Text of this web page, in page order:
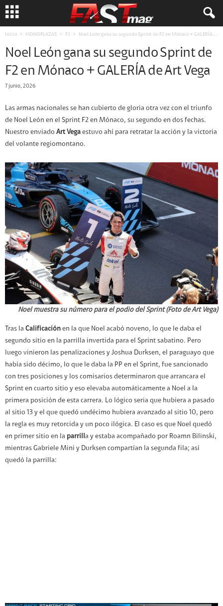
Inicio MONOPLAZAS F2 Noel León gana su segundo Sprint de F2 en Mónaco + GALERÍA...
Noel León gana su segundo Sprint de
F2 en Mónaco + GALERÍA de Art Vega
7 junio, 2026
Las armas nacionales se han cubierto de gloria otra vez con el triunfo
de Noel León en el Sprint F2 en Mónaco, su segundo en dos fechas.
Nuestro enviado Art Vega estuvo ahí para retratar la acción y la victoria
del volante regiomontano.
Noel muestra su número para el podio del Sprint (Foto de Art Vega)
Tras la Calificación en la que Noel acabó noveno, lo que le daba el
segundo sitio en la parrilla invertida para el Sprint sabatino. Pero
luego vinieron las penalizaciones y Joshua Durksen, el paraguayo que
había sido décimo, lo que le daba la PP en el Sprint, fue sancionado
con tres posiciones y los comisarios determinaron que arrancara el
Sprint en cuarto sitio y eso elevaba automáticamente a Noel a la
primera posición de esta carrera. Lo lógico seria que hubiera a pasado
al sitio 13 y el que quedó undécimo hubiera avanzado al sitio 10, pero
la regla es muy retorcida y un poco ilógica. El caso es que Noel quedó
en primer sitio en la parrilla y estaba acompañado por Roamn Bilinski,
mientras Gabriele Mini y Durksen compartían la segunda fila; así
quedó la parrilla: